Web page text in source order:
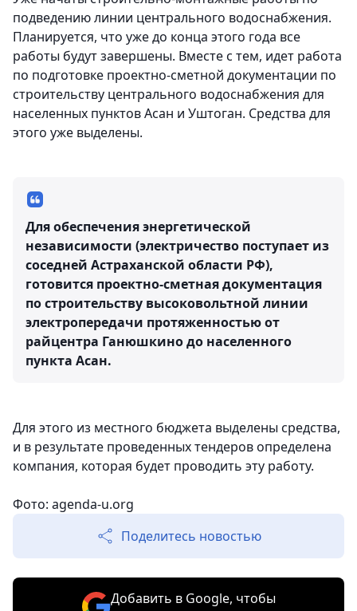
подведению линии центрального водоснабжения.
Планируется, что уже до конца этого года все
работы будут завершены. Вместе с тем, идет работа
по подготовке проектно-сметной документации по
строительству центрального водоснабжения для
населенных пунктов Асан и Уштоган. Средства для
этого уже выделены.
Для обеспечения энергетической
независимости (электричество поступает из
соседней Астраханской области РФ),
готовится проектно-сметная документация
по строительству высоковольтной линии
электропередачи протяженностью от
райцентра Ганюшкино до населенного
пункта Асан.
Для этого из местного бюджета выделены средства,
и в результате проведенных тендеров определена
компания, которая будет проводить эту работу.
Фото: agenda-u.org
Поделитесь новостью
Добавить в Google, чтобы